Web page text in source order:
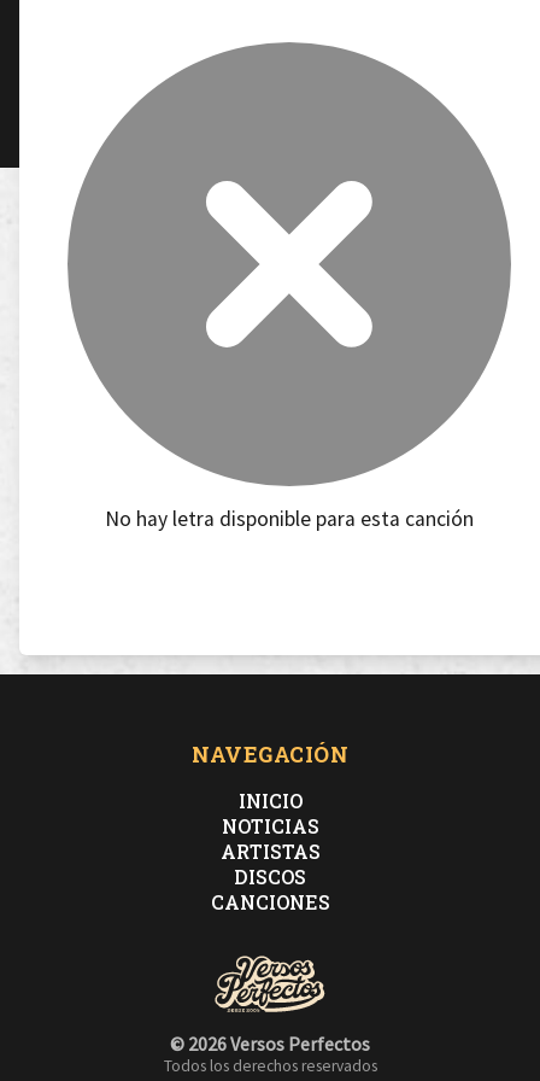
No hay letra disponible para esta canción
NAVEGACIÓN
INICIO
NOTICIAS
ARTISTAS
DISCOS
CANCIONES
© 2026 Versos Perfectos
Todos los derechos reservados